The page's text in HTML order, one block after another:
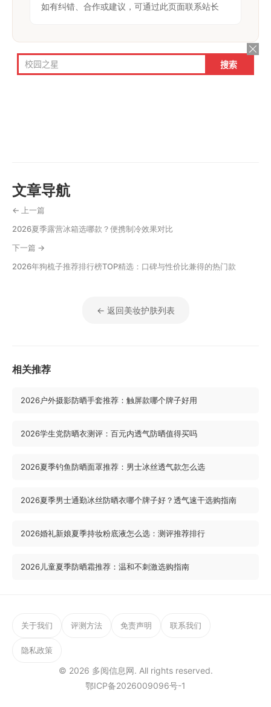
如有纠错、合作或建议，可通过此页面联系站长
文章导航
← 上一篇
2026夏季露营冰箱选哪款？便携制冷效果对比
下一篇 →
2026年狗梳子推荐排行榜TOP精选：口碑与性价比兼得的热门款
← 返回美妆护肤列表
相关推荐
2026户外摄影防晒手套推荐：触屏款哪个牌子好用
2026学生党防晒衣测评：百元内透气防晒值得买吗
2026夏季钓鱼防晒面罩推荐：男士冰丝透气款怎么选
2026夏季男士通勤冰丝防晒衣哪个牌子好？透气速干选购指南
2026婚礼新娘夏季持妆粉底液怎么选：测评推荐排行
2026儿童夏季防晒霜推荐：温和不刺激选购指南
关于我们 评测方法 免责声明 联系我们
隐私政策
© 2026 多阅信息网. All rights reserved.
鄂ICP备2026009096号-1